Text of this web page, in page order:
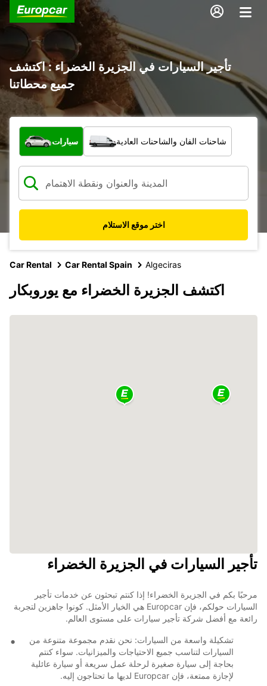
تأجير السيارات في الجزيرة الخضراء : اكتشف
جميع محطاتنا
ما نوع المركبة؟
سيارات شاحنات الفان والشاحنات العادية
اختر موقع الاستلام
Car Rental Car Rental Spain Algeciras
اكتشف الجزيرة الخضراء مع يوروبكار
تأجير السيارات في الجزيرة الخضراء
مرحبًا بكم في الجزيرة الخضراء! إذا كنتم تبحثون عن خدمات تأجير
السيارات حولكم، فإن Europcar هي الخيار الأمثل. كونوا جاهزين لتجربة
رائعة مع أفضل شركة تأجير سيارات على مستوى العالم.
تشكيلة واسعة من السيارات: نحن نقدم مجموعة متنوعة من
السيارات لتناسب جميع الاحتياجات والميزانيات. سواء كنتم
بحاجة إلى سيارة صغيرة لرحلة عمل سريعة أو سيارة عائلية
لإجازة ممتعة، فإن Europcar لديها ما تحتاجون إليه.